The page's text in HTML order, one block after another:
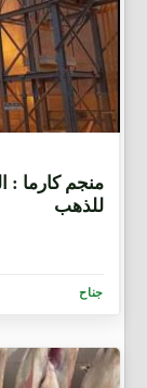
منجم كارما :
للذهب
جناح